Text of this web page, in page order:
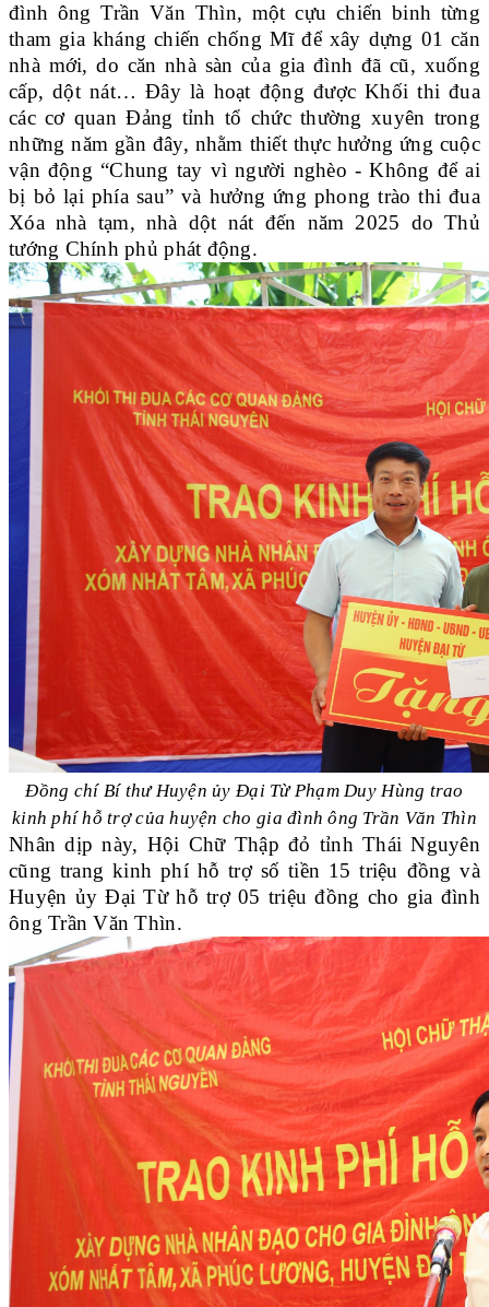
đình ông Trần Văn Thìn, một cựu chiến binh từng
tham gia kháng chiến chống Mĩ để xây dựng 01 căn
nhà mới, do căn nhà sàn của gia đình đã cũ, xuống
cấp, dột nát… Đây là hoạt động được Khối thi đua
các cơ quan Đảng tỉnh tổ chức thường xuyên trong
những năm gần đây, nhằm thiết thực hưởng ứng cuộc
vận động “Chung tay vì người nghèo - Không để ai
bị bỏ lại phía sau” và hưởng ứng phong trào thi đua
Xóa nhà tạm, nhà dột nát đến năm 2025 do Thủ
tướng Chính phủ phát động.
Đồng chí Bí thư Huyện ủy Đại Từ Phạm Duy Hùng trao
kinh phí hỗ trợ của huyện cho gia đình ông Trần Văn Thìn
Nhân dịp này, Hội Chữ Thập đỏ tỉnh Thái Nguyên
cũng trang kinh phí hỗ trợ số tiền 15 triệu đồng và
Huyện ủy Đại Từ hỗ trợ 05 triệu đồng cho gia đình
ông Trần Văn Thìn.